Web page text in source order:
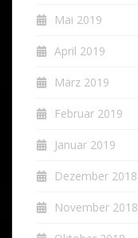
Mai 2019
April 2019
März 2019
Februar 2019
Januar 2019
Dezember 2018
November 2018